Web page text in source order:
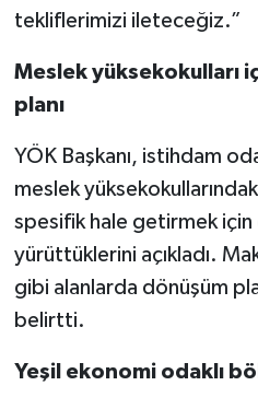
tekliflerimizi ileteceğiz.”
Meslek yüksekokulları
planı
YÖK Başkanı, istihdam
meslek
spesifik hale getirmek için
yürüttüklerini açıkladı.
gibi alanlarda dönüşüm
belirtti.
Yeşil ekonomi odaklı